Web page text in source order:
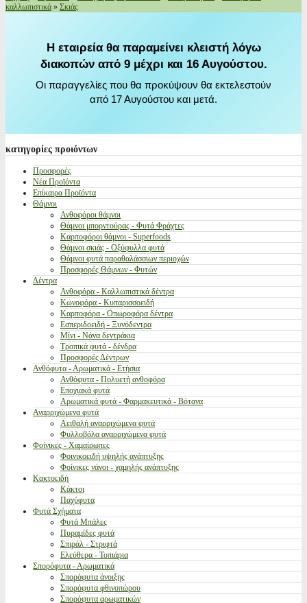
καλλωπιστικά » Σκιάς
Η εταιρεία θα παραμείνει κλειστή λόγω
διακοπών από 9 μέχρι και 16 Αυγούστου.
Οι παραγγελίες που θα προκύψουν θα εκτελεστούν
από 17 Αυγούστου και μετά.
κατηγορίες προιόντων
Προσφορές
Νέα Προϊόντα
Επίκαιρα Προϊόντα
Θάμνοι
Ανθοφόροι θάμνοι
Θάμνοι μπορντούρας - Φυτά Φράχτες
Καρποφόροι θάμνοι - Superfoods
Θάμνοι σκιάς - Οξύφυλλα φυτά
Θάμνοι φυτά παραθαλάσσιων περιοχών
Προσφορές Θάμνων - Φυτών
Δέντρα
Ανθοφόρα - Καλλωπιστικά δέντρα
Κωνοφόρα - Κυπαρισσοειδή
Καρποφόρα - Οπωροφόρα δέντρα
Εσπεριδοειδή - Ξυνόδεντρα
Μίνι - Νάνα δεντράκια
Τροπικά φυτά - δένδρα
Προσφορές Δέντρων
Ανθόφυτα - Αρωματικά - Ετήσια
Ανθόφυτα - Πολυετή ανθοφόρα
Εποχιακά φυτά
Αρωματικά φυτά - Φαρμακευτικά - Βότανα
Αναρριχώμενα φυτά
Αειθαλή αναρριχώμενα φυτά
Φυλλοβόλα αναρριχώμενα φυτά
Φοίνικες - Χαμαίρωπες
Φοινικοειδή υψηλής ανάπτυξης
Φοίνικες νάνοι - χαμηλής ανάπτυξης
Κακτοειδή
Κάκτοι
Παχύφυτα
Φυτά Σχήματα
Φυτά Μπάλες
Πυραμίδες φυτά
Σπιράλ - Στριφτά
Ελεύθερα - Τοπιάρια
Σπορόφυτα - Αρωματικά
Σπορόφυτα άνοιξης
Σπορόφυτα φθινοπώρου
Σπορόφυτα αρωματικών